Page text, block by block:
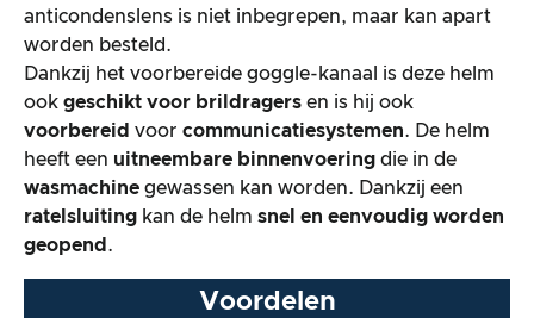
anticondenslens is niet inbegrepen, maar kan apart
worden besteld.
Dankzij het voorbereide goggle-kanaal is deze helm
ook geschikt voor brildragers en is hij ook
voorbereid voor communicatiesystemen. De helm
heeft een uitneembare binnenvoering die in de
wasmachine gewassen kan worden. Dankzij een
ratelsluiting kan de helm snel en eenvoudig worden
geopend .
Voordelen